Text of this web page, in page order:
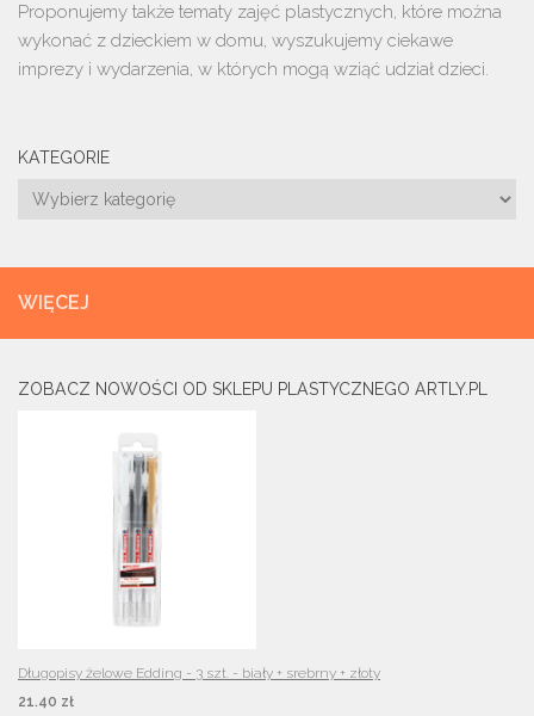
Proponujemy także tematy zajęć plastycznych, które można
wykonać z dzieckiem w domu, wyszukujemy ciekawe
imprezy i wydarzenia, w których mogą wziąć udział dzieci.
KATEGORIE
Kategorie
WIĘCEJ
ZOBACZ NOWOŚCI OD SKLEPU PLASTYCZNEGO ARTLY.PL
Długopisy żelowe Edding - 3 szt. - biały + srebrny + złoty
21.40 zł